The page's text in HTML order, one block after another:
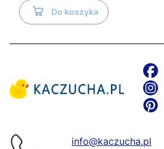
Do koszyka
info@kaczucha.pl